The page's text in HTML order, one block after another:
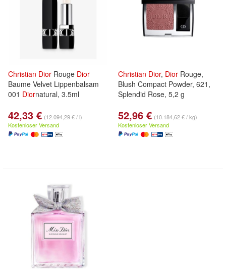
Christian Dior Rouge Dior
Baume Velvet Lippenbalsam
001 Diornatural, 3.5ml
42,33 € (12.094,29 € / l)
Kostenloser Versand
Christian Dior, Dior Rouge,
Blush Compact Powder, 621,
Splendid Rose, 5,2 g
52,96 € (10.184,62 € / kg)
Kostenloser Versand